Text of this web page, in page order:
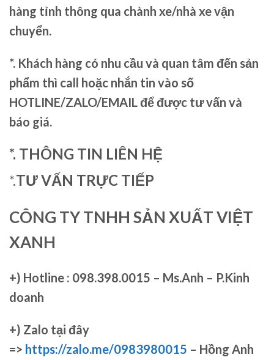
hàng tỉnh thông qua chành xe/nhà xe vận
chuyển.
*. Khách hàng có nhu cầu và quan tâm đến sản
phẩm thì call hoặc nhắn tin vào số
HOTLINE/ZALO/EMAIL để được tư vấn và
báo giá.
*. THÔNG TIN LIÊN HỆ
*.TƯ VẤN TRỰC TIẾP
CÔNG TY TNHH SẢN XUẤT VIỆT
XANH
+) Hotline : 098.398.0015 – Ms.Anh – P.Kinh
doanh
+) Zalo tại đây
=> https://zalo.me/0983980015 – Hồng Anh